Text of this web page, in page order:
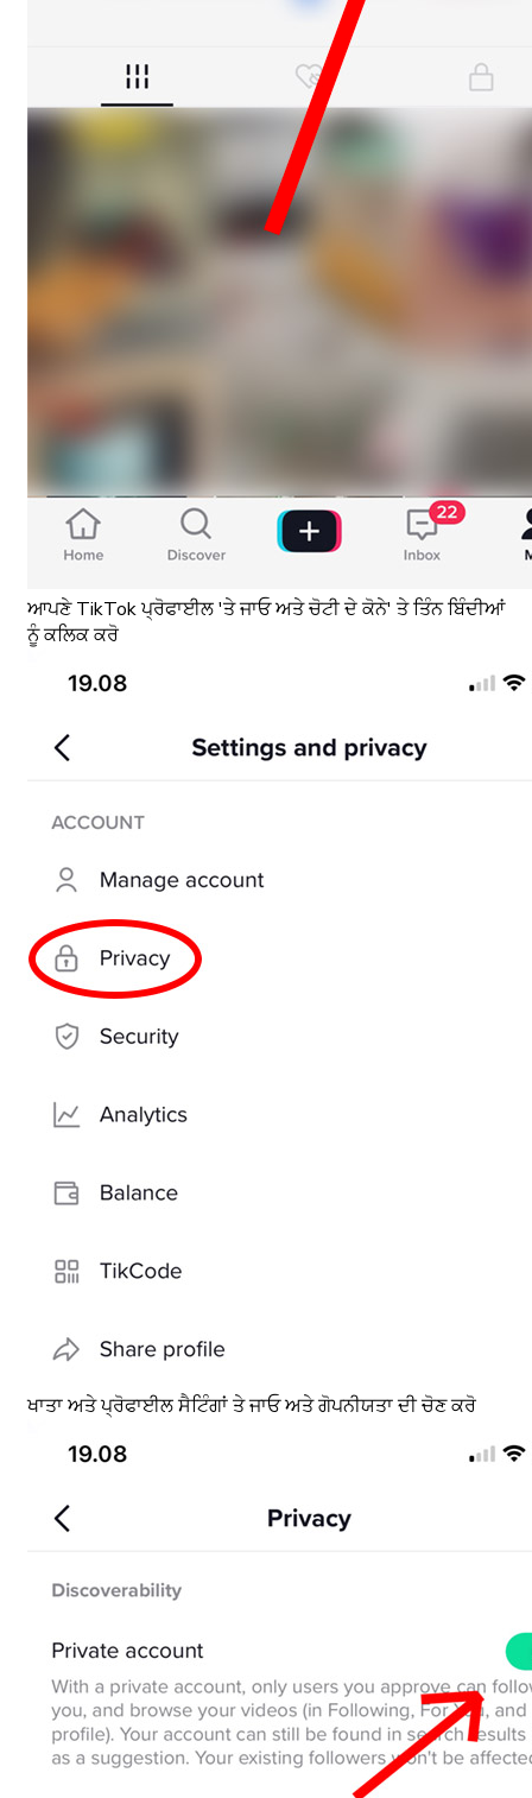
ਆਪਣੇ TikTok ਪ੍ਰੋਫਾਈਲ 'ਤੇ ਜਾਓ ਅਤੇ ਚੋਟੀ ਦੇ ਕੋਨੇ' ਤੇ ਤਿੰਨ ਬਿੰਦੀਆਂ
ਨੂੰ ਕਲਿਕ ਕਰੋ
ਖਾਤਾ ਅਤੇ ਪ੍ਰੋਫਾਈਲ ਸੈਟਿੰਗਾਂ ਤੇ ਜਾਓ ਅਤੇ ਗੋਪਨੀਯਤਾ ਦੀ ਚੋਣ ਕਰੋ